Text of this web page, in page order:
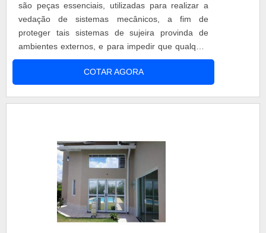
são peças essenciais, utilizadas para realizar a
vedação de sistemas mecânicos, a fim de
proteger tais sistemas de sujeira provinda de
ambientes externos, e para impedir que qualquer
fluido vaze, prejudicando outras partes do
sistema. O retentor de bengala cbr 1000 rr é uma
peça constituída de três partes, sendo elas
COTAR AGORA